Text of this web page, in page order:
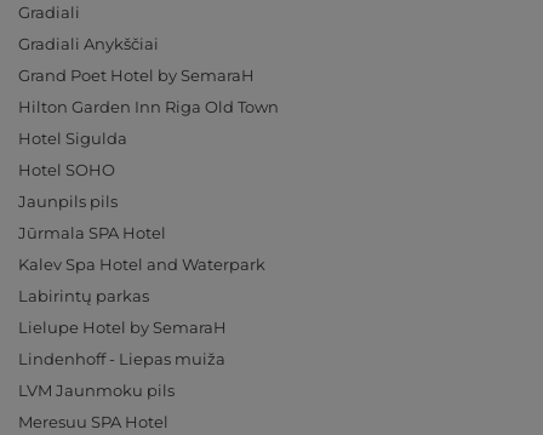
Gradiali
Gradiali Anykščiai
Grand Poet Hotel by SemaraH
Hilton Garden Inn Riga Old Town
Hotel Sigulda
Hotel SOHO
Jaunpils pils
Jūrmala SPA Hotel
Kalev Spa Hotel and Waterpark
Labirintų parkas
Lielupe Hotel by SemaraH
Lindenhoff - Liepas muiža
LVM Jaunmoku pils
Meresuu SPA Hotel